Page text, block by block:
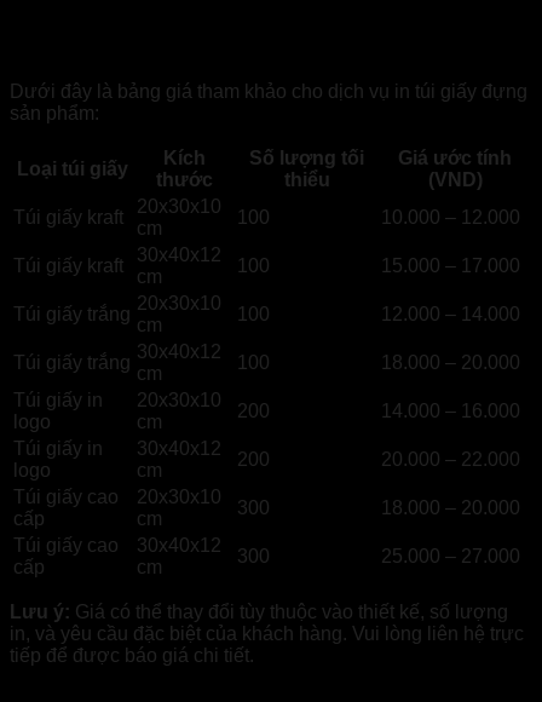
Dưới đây là bảng giá tham khảo cho dịch vụ in túi giấy đựng
sản phẩm:
Loại túi giấy
Kích
thước
Số lượng tối
thiểu
Giá ước tính
(VND)
Túi giấy kraft
20x30x10
cm
100 10.000 – 12.000
Túi giấy kraft
30x40x12
cm
100 15.000 – 17.000
Túi giấy trắng
20x30x10
cm
100 12.000 – 14.000
Túi giấy trắng
30x40x12
cm
100
18.000 – 20.000
Túi giấy in
logo
20x30x10
cm
200
14.000 – 16.000
Túi giấy in
logo
30x40x12
cm
200
20.000 – 22.000
Túi giấy cao
cấp
20x30x10
cm
300
18.000 – 20.000
Túi giấy cao
cấp
30x40x12
cm
300 25.000 – 27.000
Lưu ý: Giá có thể thay đổi tùy thuộc vào thiết kế, số lượng
in, và yêu cầu đặc biệt của khách hàng. Vui lòng liên hệ trực
tiếp để được báo giá chi tiết.